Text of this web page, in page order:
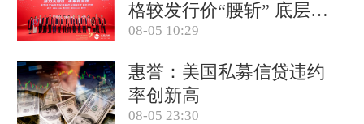
格较发行价“腰斩” 底层资
产出租率降至67%
08-05 10:29
惠誉：美国私募信贷违约
率创新高
08-05 23:30